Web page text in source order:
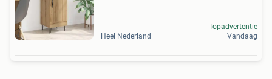
Heel Nederland
Topadvertentie
Vandaag